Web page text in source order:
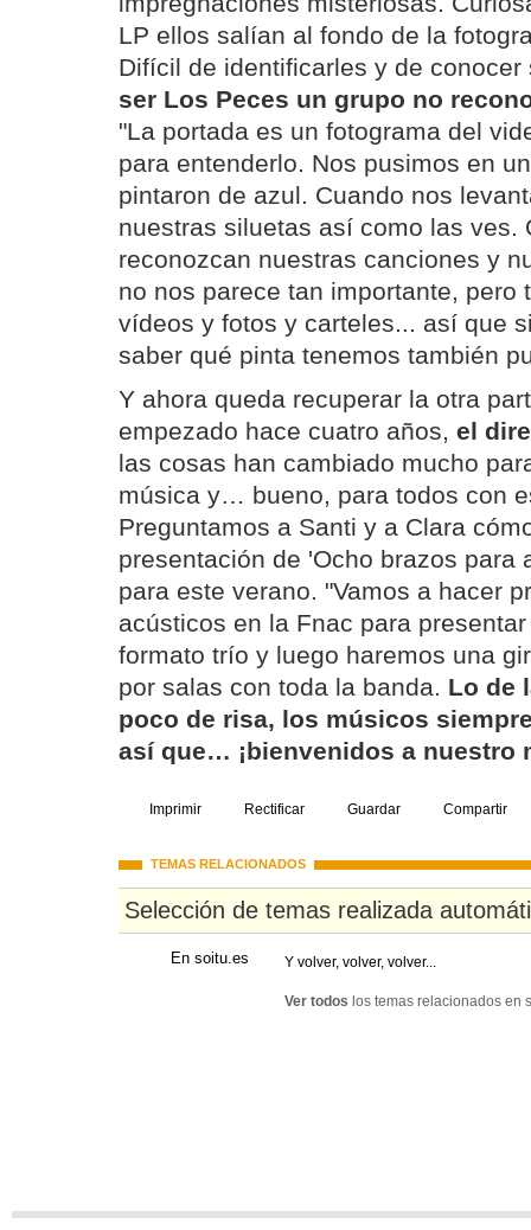
LP ellos salían al fondo de la
Difícil de identificarles y de
ser Los Peces un grupo no
"La portada es un fotograma del
para entenderlo. Nos pusimos en
pintaron de azul. Cuando nos
nuestras siluetas así como las ves.
reconozcan nuestras canciones y
no nos parece tan importante, pero
vídeos y fotos y carteles... así que
saber qué pinta tenemos también
Y ahora queda recuperar la otra
empezado hace cuatro años, el
las cosas han cambiado mucho
música y… bueno, para todos con
Preguntamos a Santi y a Clara
presentación de 'Ocho brazos para
para este verano. "Vamos a hacer
acústicos en la Fnac para
formato trío y luego haremos una
por salas con toda la banda. Lo de
poco de risa, los músicos
así que… ¡bienvenidos a nuestro
Imprimir Rectificar Guardar Compartir
TEMAS RELACIONADOS
Selección de temas realizada
En soitu.es Y volver, volver, volver...
Ver todos los temas relacionados en